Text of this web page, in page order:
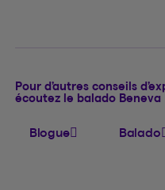
Pour d’autres conseils
écoutez le balado Beneva
Blogue Balado